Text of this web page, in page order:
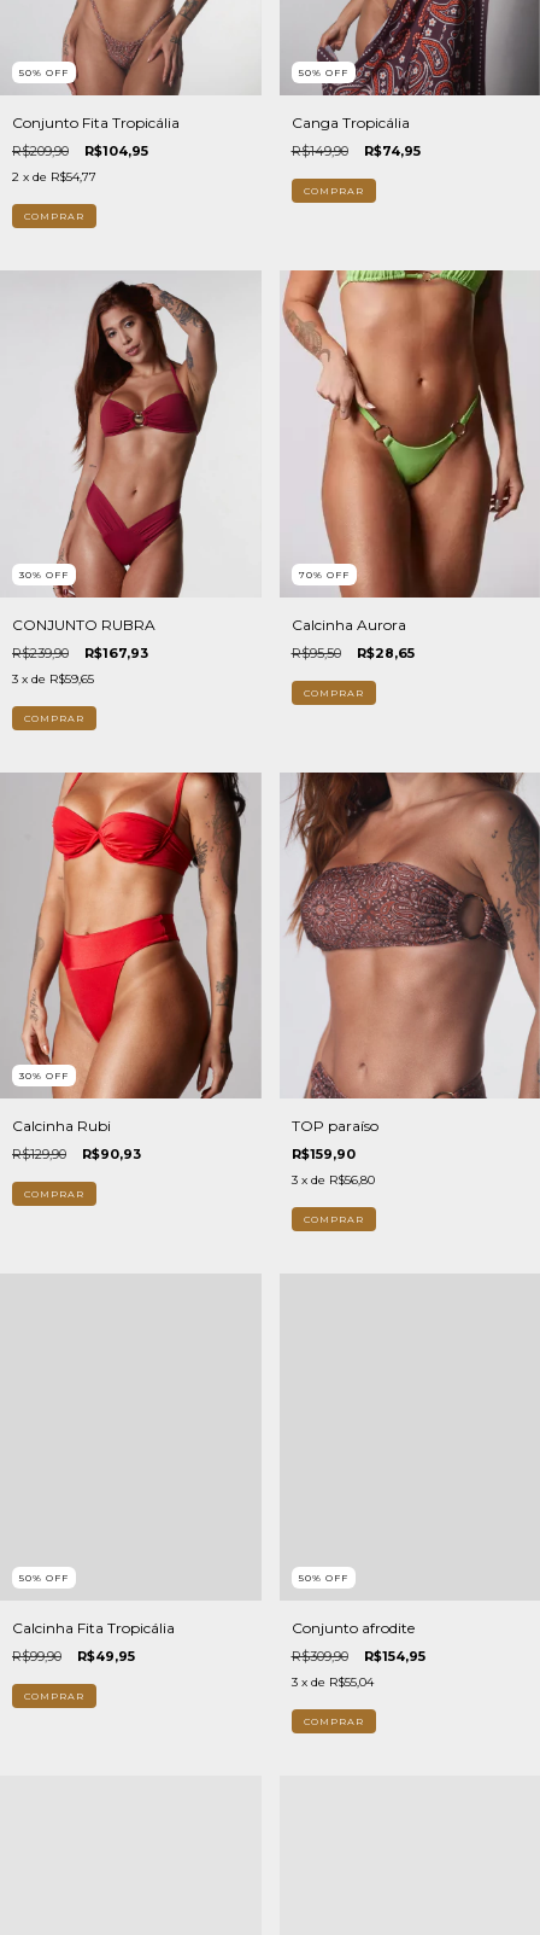
50% OFF
Conjunto Fita Tropicália
R$209,90 R$104,95
2 x de R$54,77
COMPRAR
50% OFF
Canga Tropicália
R$149,90 R$74,95
30% OFF
CONJUNTO RUBRA
R$239,90 R$167,93
3 x de R$59,65
COMPRAR
70% OFF
Calcinha Aurora
R$95,50 R$28,65
COMPRAR
30% OFF
Calcinha Rubi
R$129,90 R$90,93
COMPRAR
TOP paraíso
R$159,90
3 x de R$56,80
COMPRAR
50% OFF
Calcinha Fita Tropicália
R$99,90 R$49,95
COMPRAR
50% OFF
Conjunto afrodite
R$309,90 R$154,95
3 x de R$55,04
COMPRAR